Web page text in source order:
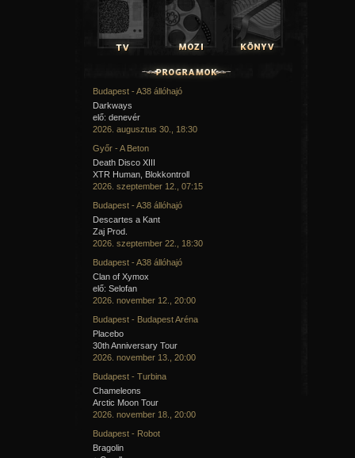
Budapest - A38 állóhajó
Darkways
elő: denevér
2026. augusztus 30., 18:30
Győr - A Beton
Death Disco XIII
XTR Human, Blokkontroll
2026. szeptember 12., 07:15
Budapest - A38 állóhajó
Descartes a Kant
Zaj Prod.
2026. szeptember 22., 18:30
Budapest - A38 állóhajó
Clan of Xymox
elő: Selofan
2026. november 12., 20:00
Budapest - Budapest Aréna
Placebo
30th Anniversary Tour
2026. november 13., 20:00
Budapest - Turbina
Chameleons
Arctic Moon Tour
2026. november 18., 20:00
Budapest - Robot
Bragolin